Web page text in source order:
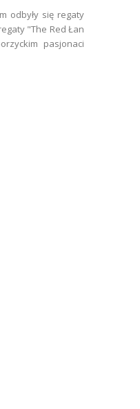
odbyły się regaty
"The Red Łan
pasjonaci